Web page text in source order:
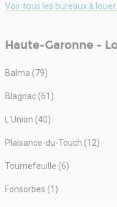
Voir tous les bureaux à
Haute-Garonne -
Balma (79)
Blagnac (61)
L'Union (40)
Plaisance-du-Touch (12)
Tournefeuille (6)
Fonsorbes (1)